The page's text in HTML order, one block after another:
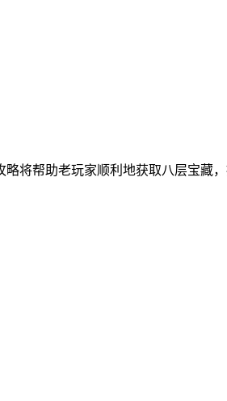
将帮助老玩家顺利地获取八层宝藏